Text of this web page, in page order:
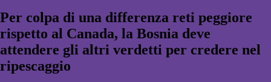
Per colpa di una differenza reti peggiore
rispetto al Canada, la Bosnia deve
attendere gli altri verdetti per credere nel
ripescaggio